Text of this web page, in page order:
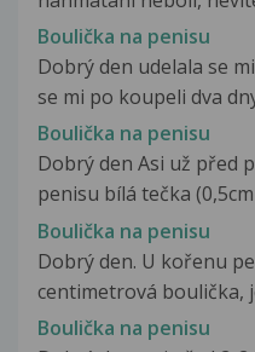
Boulička na penisu
Dobrý den udelala se
se mi po koupeli dva
Boulička na penisu
Dobrý den Asi už před
penisu bílá tečka (0,5cm
Boulička na penisu
Dobrý den. U kořenu
centimetrová boulička,
Boulička na penisu